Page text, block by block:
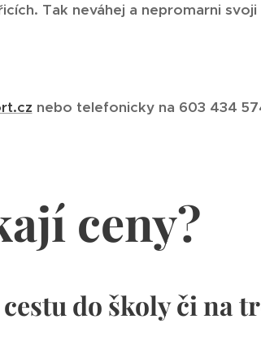
Tak neváhej a nepromarni svoji
nebo telefonicky na 603 434
ceny?
do školy či na